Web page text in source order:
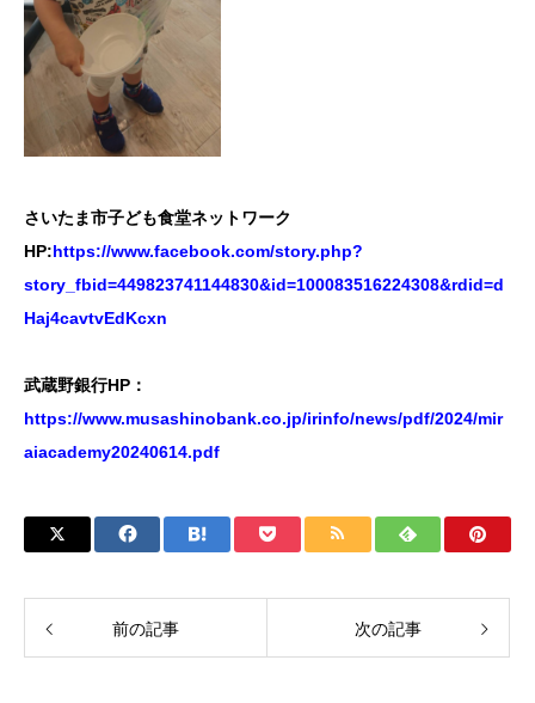
さいたま市子ども食堂ネットワーク
HP:https://www.facebook.com/story.php?
story_fbid=449823741144830&id=100083516224308&rdid=d
Haj4cavtvEdKcxn
武蔵野銀行HP：
https://www.musashinobank.co.jp/irinfo/news/pdf/2024/mir
aiacademy20240614.pdf
前の記事 次の記事